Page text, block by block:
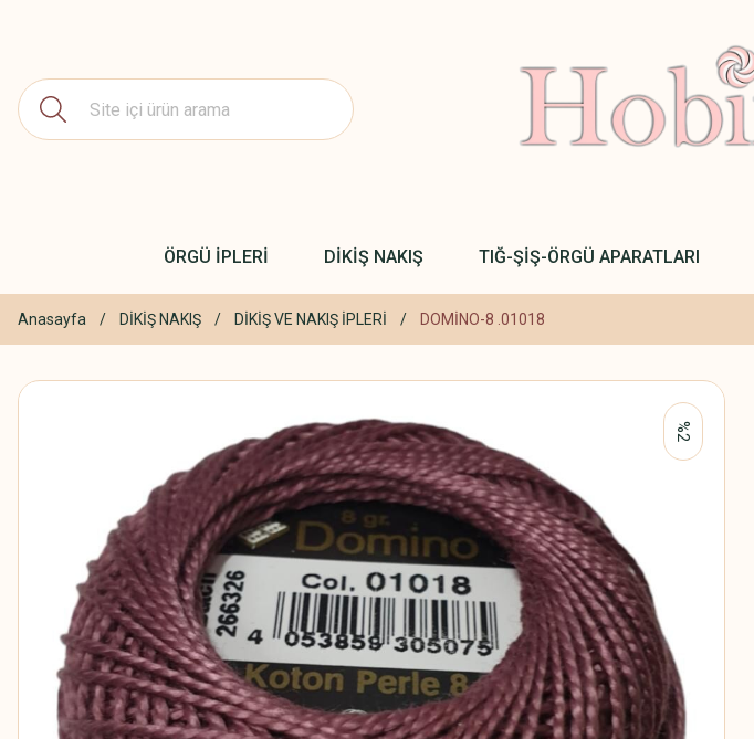
ÖRGÜ İPLERİ DİKİŞ NAKIŞ TIĞ-ŞİŞ-ÖRGÜ APARATLARI
Anasayfa DİKİŞ NAKIŞ DİKİŞ VE NAKIŞ İPLERİ DOMİNO-8 .01018
%2